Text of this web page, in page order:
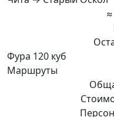
Фура 120 куб
Маршруты